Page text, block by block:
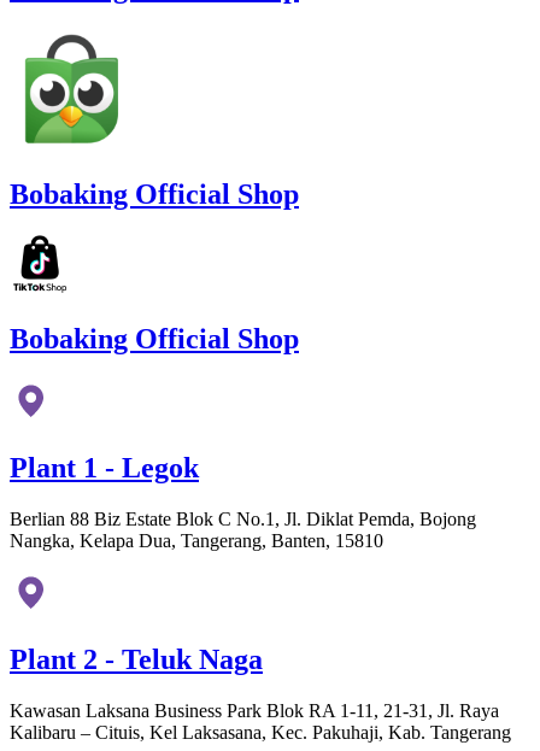
Bobaking Official Shop
Bobaking Official Shop
Plant 1 - Legok
Berlian 88 Biz Estate Blok C No.1, Jl. Diklat Pemda, Bojong
Nangka, Kelapa Dua, Tangerang, Banten, 15810
Plant 2 - Teluk Naga
Kawasan Laksana Business Park Blok RA 1-11, 21-31, Jl. Raya
Kalibaru – Cituis, Kel Laksasana, Kec. Pakuhaji, Kab. Tangerang